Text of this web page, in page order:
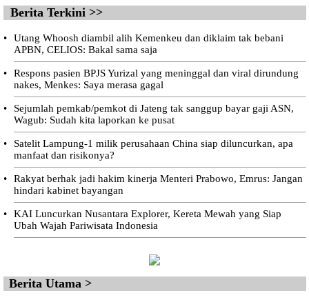
Berita Terkini >>
•
Utang Whoosh diambil alih Kemenkeu dan diklaim tak bebani
APBN, CELIOS: Bakal sama saja
•
Respons pasien BPJS Yurizal yang meninggal dan viral dirundung
nakes, Menkes: Saya merasa gagal
•
Sejumlah pemkab/pemkot di Jateng tak sanggup bayar gaji ASN,
Wagub: Sudah kita laporkan ke pusat
•
Satelit Lampung-1 milik perusahaan China siap diluncurkan, apa
manfaat dan risikonya?
•
Rakyat berhak jadi hakim kinerja Menteri Prabowo, Emrus: Jangan
hindari kabinet bayangan
•
KAI Luncurkan Nusantara Explorer, Kereta Mewah yang Siap
Ubah Wajah Pariwisata Indonesia
Berita Utama >